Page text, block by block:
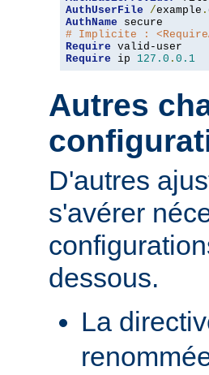
AuthUserFile
/example .
AuthName
# Implicite :
Require
Require ip 127.0 . 0.1
Autres
D'autres
s'avérer
dessous.
La